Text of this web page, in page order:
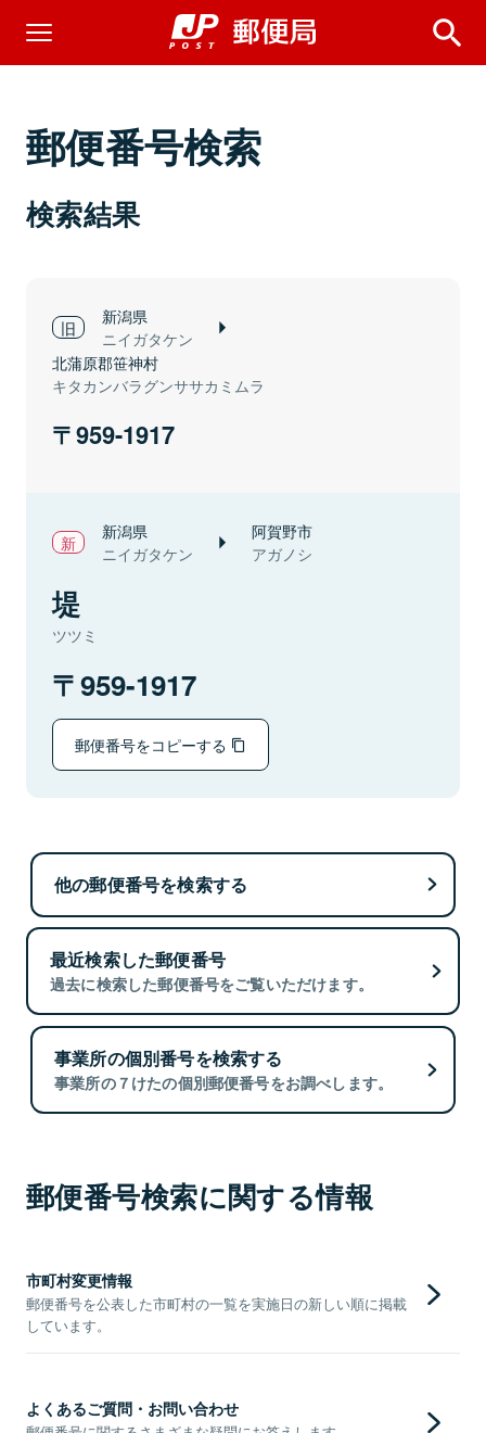
郵便番号検索
検索結果
新潟県
ニイガタケン
北蒲原郡笹神村
キタカンバラグンササカミムラ
959-1917
新潟県
ニイガタケン
阿賀野市
アガノシ
堤
ツツミ
959-1917
郵便番号をコピーする
他の郵便番号を検索する
最近検索した郵便番号
過去に検索した郵便番号をご覧いただけます。
事業所の個別番号を検索する
事業所の７けたの個別郵便番号をお調べします。
郵便番号検索に関する情報
市町村変更情報
郵便番号を公表した市町村の一覧を実施日の新しい順に掲載
しています。
よくあるご質問・お問い合わせ